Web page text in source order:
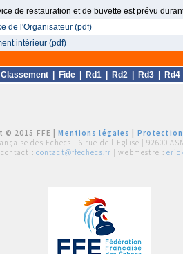
de restauration et de buvette est prévu
de l'Organisateur (pdf)
intérieur (pdf)
Classement Fide Rd1 Rd2 Rd3 Rd4
© 2015 FFE |Mentions légales
Protection
des Echecs | 6 rue de l'Eglise | 92600
contact : contact@ffechecs.fr | webmestre :